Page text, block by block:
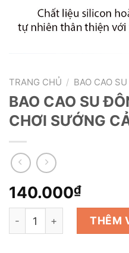
TRANG CHỦ / BAO CAO SU
BAO CAO SU
CHƠI SƯỚNG
140.000₫
BAO CAO SU ĐÔN DÊN
THÊM